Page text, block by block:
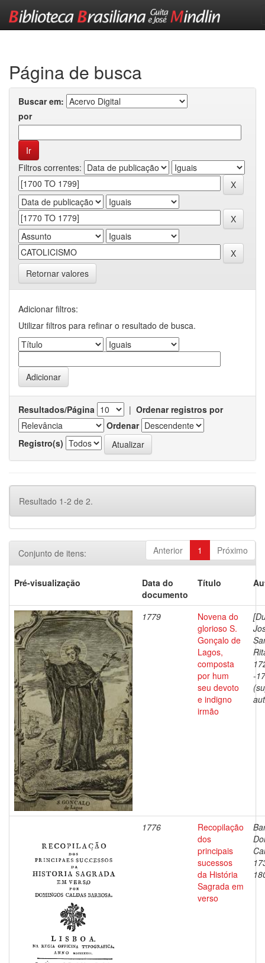
Página de busca
Buscar em:
por
Filtros correntes:
Retornar valores
Adicionar filtros:
Utilizar filtros para refinar o resultado de busca.
Resultados/Página | Ordenar registros por
Ordenar
Registro(s)
Resultado 1-2 de 2.
Anterior 1 Próximo
Conjunto de itens:
Pré-visualização
Data do
documento
Título
1779
Novena do
glorioso S.
Gonçalo de
Lagos,
composta
por hum
seu devoto
e indigno
irmão
-
1776
Recopilação
dos
principais
sucessos
da História
Sagrada em
verso